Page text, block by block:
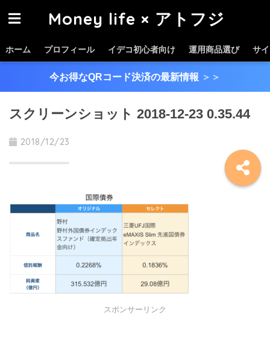
Money life × アトフジ
ホーム プロフィール イデコ初心者向け 運用商品選び サ
今お得なQRコード決済の最新情報 ＞＞
スクリーンショット 2018-12-23 0.35.44
2018/12/23
スポンサーリンク